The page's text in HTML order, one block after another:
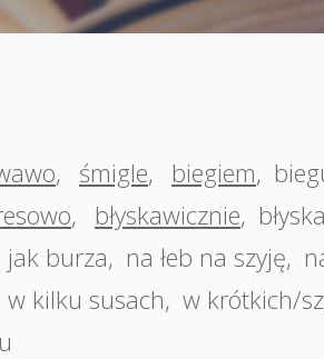
, śmigle, biegiem,
, błyskawicznie,
jak burza, na łeb na szyję,
w kilku susach, w krótkich/